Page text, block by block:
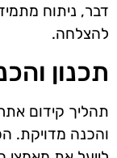
דבר, ניתוח
להצלחה.
תכנון
תהליך קידום
והכנה מדויקת.